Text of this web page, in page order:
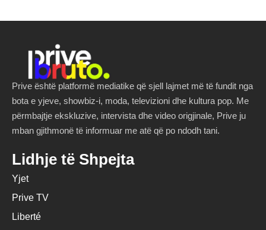
Prive është platformë mediatike që sjell lajmet më të fundit nga
bota e yjeve, showbiz-i, moda, televizioni dhe kultura pop. Me
përmbajtje ekskluzive, intervista dhe video origjinale, Prive ju
mban gjithmonë të informuar me atë që po ndodh tani.
Lidhje të Shpejta
Yjet
Prive TV
Liberté